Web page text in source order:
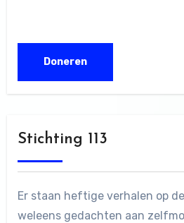
Stichting 113
Er staan heftige verhalen op
weleens gedachten aan